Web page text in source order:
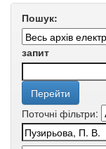
Пошук:
запит
Поточні фільтри: